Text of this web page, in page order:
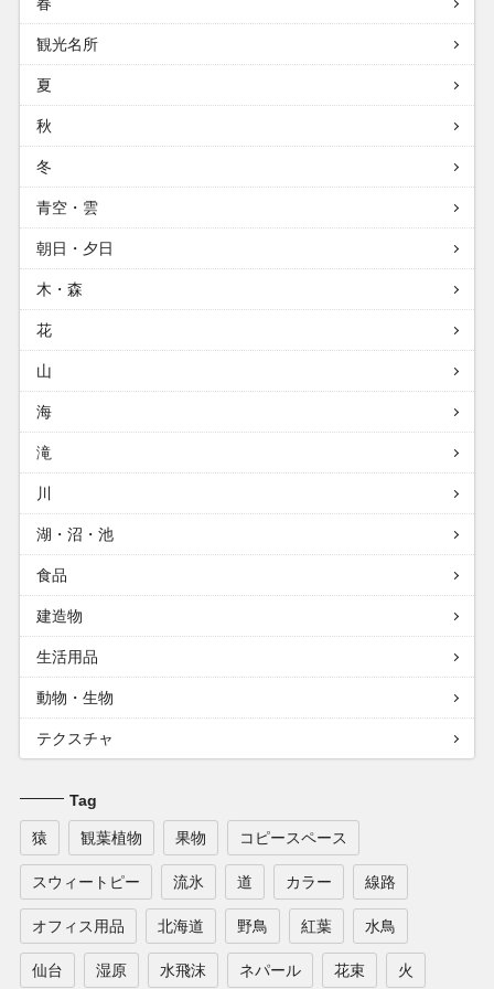
春
観光名所
夏
秋
冬
青空・雲
朝日・夕日
木・森
花
山
海
滝
川
湖・沼・池
食品
建造物
生活用品
動物・生物
テクスチャ
Tag
猿 観葉植物 果物 コピースペース
スウィートピー 流氷 道 カラー 線路
オフィス用品 北海道 野鳥 紅葉 水鳥
仙台 湿原 水飛沫 ネパール 花束 火